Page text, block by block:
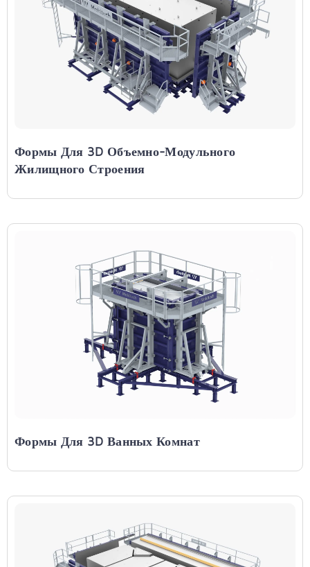
Формы Для 3D Объемно-Модульного
Жилищного Строения
Формы Для 3D Ванных Комнат